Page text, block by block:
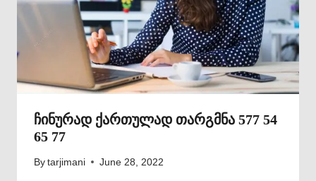
ჩინურად ქართულად თარგმნა 577 54
65 77
By tarjimani June 28, 2022